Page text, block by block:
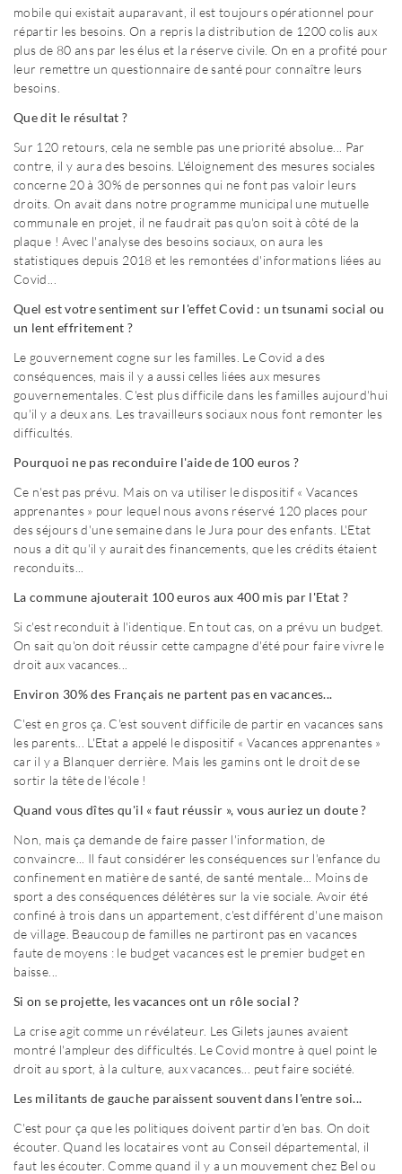
mobile qui existait auparavant, il est toujours opérationnel pour
répartir les besoins. On a repris la distribution de 1200 colis aux
plus de 80 ans par les élus et la réserve civile. On en a profité pour
leur remettre un questionnaire de santé pour connaître leurs
besoins.
Que dit le résultat ?
Sur 120 retours, cela ne semble pas une priorité absolue... Par
contre, il y aura des besoins. L'éloignement des mesures sociales
concerne 20 à 30% de personnes qui ne font pas valoir leurs
droits. On avait dans notre programme municipal une mutuelle
communale en projet, il ne faudrait pas qu'on soit à côté de la
plaque ! Avec l'analyse des besoins sociaux, on aura les
statistiques depuis 2018 et les remontées d'informations liées au
Covid...
Quel est votre sentiment sur l'effet Covid : un tsunami social ou
un lent effritement ?
Le gouvernement cogne sur les familles. Le Covid a des
conséquences, mais il y a aussi celles liées aux mesures
gouvernementales. C'est plus difficile dans les familles aujourd'hui
qu'il y a deux ans. Les travailleurs sociaux nous font remonter les
difficultés.
Pourquoi ne pas reconduire l'aide de 100 euros ?
Ce n'est pas prévu. Mais on va utiliser le dispositif « Vacances
apprenantes » pour lequel nous avons réservé 120 places pour
des séjours d'une semaine dans le Jura pour des enfants. L'Etat
nous a dit qu'il y aurait des financements, que les crédits étaient
reconduits...
La commune ajouterait 100 euros aux 400 mis par l'Etat ?
Si c'est reconduit à l'identique. En tout cas, on a prévu un budget.
On sait qu'on doit réussir cette campagne d'été pour faire vivre le
droit aux vacances...
Environ 30% des Français ne partent pas en vacances...
C'est en gros ça. C'est souvent difficile de partir en vacances sans
les parents... L'Etat a appelé le dispositif « Vacances apprenantes »
car il y a Blanquer derrière. Mais les gamins ont le droit de se
sortir la tête de l'école !
Quand vous dîtes qu'il « faut réussir », vous auriez un doute ?
Non, mais ça demande de faire passer l'information, de
convaincre... Il faut considérer les conséquences sur l'enfance du
confinement en matière de santé, de santé mentale... Moins de
sport a des conséquences délétères sur la vie sociale. Avoir été
confiné à trois dans un appartement, c'est différent d'une maison
de village. Beaucoup de familles ne partiront pas en vacances
faute de moyens : le budget vacances est le premier budget en
baisse...
Si on se projette, les vacances ont un rôle social ?
La crise agit comme un révélateur. Les Gilets jaunes avaient
montré l'ampleur des difficultés. Le Covid montre à quel point le
droit au sport, à la culture, aux vacances... peut faire société.
Les militants de gauche paraissent souvent dans l'entre soi...
C'est pour ça que les politiques doivent partir d'en bas. On doit
écouter. Quand les locataires vont au Conseil départemental, il
faut les écouter. Comme quand il y a un mouvement chez Bel ou